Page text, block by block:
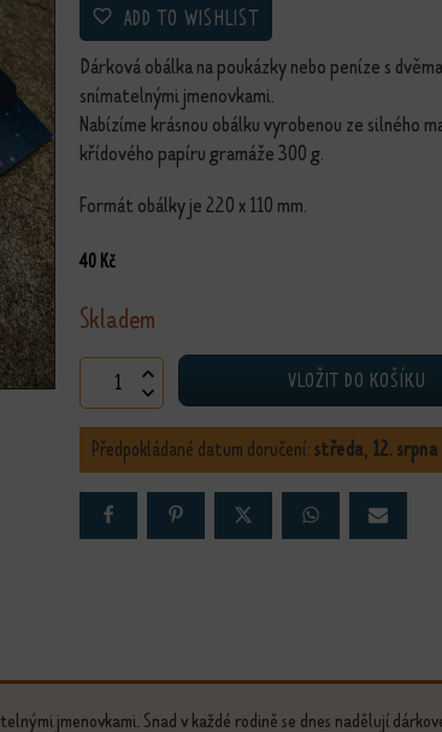
ADD TO WISHLIST
Dárková obálka na poukázky nebo peníze s dvěma
snímatelnými jmenovkami.
Nabízíme krásnou obálku vyrobenou ze silného
křídového papíru gramáže 300 g.
Formát obálky je 220 x 110 mm.
40 Kč
Skladem
Andělská dárková obálka množství
VLOŽIT DO KOŠÍKU
Předpokládané datum doručení:středa, 12. srpna
jmenovkami. Snad v každé rodině se dnes nadělují